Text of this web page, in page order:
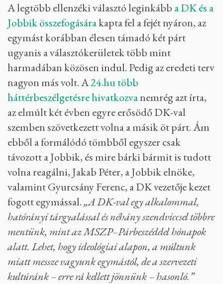
A legtöbb ellenzéki választó leginkább a DK és a
Jobbik összefogásárakapta fel a fejét nyáron, az
egymást korábban élesen támadó két párt
ugyanis a választókerületek több mint
harmadában közösen indul. Pedig az eredeti terv
nagyon más volt. A24.hu több
háttérbeszélgetésre hivatkozvanemrég azt írta,
az elmúlt két évben egyre erősödő DK-val
szemben szövetkezett volna a másik öt párt. Ám
ebből a formálódó tömbből egyszer csak
távozott a Jobbik, és mire bárki bármit is tudott
volna reagálni, Jakab Péter, a Jobbik elnöke,
valamint Gyurcsány Ferenc, a DK vezetője kezet
fogott egymással.„A DK-val egy alkalommal,
hatórányi tárgyalással és néhány szendviccsel többre
mentünk, mint az MSZP–Párbeszéddel hónapok
alatt. Lehet, hogy ideológiai alapon, a múltunk
miatt messze vagyunk egymástól, de a szervezeti
kultúránk – erre rá kellett jönnünk – hasonló.”